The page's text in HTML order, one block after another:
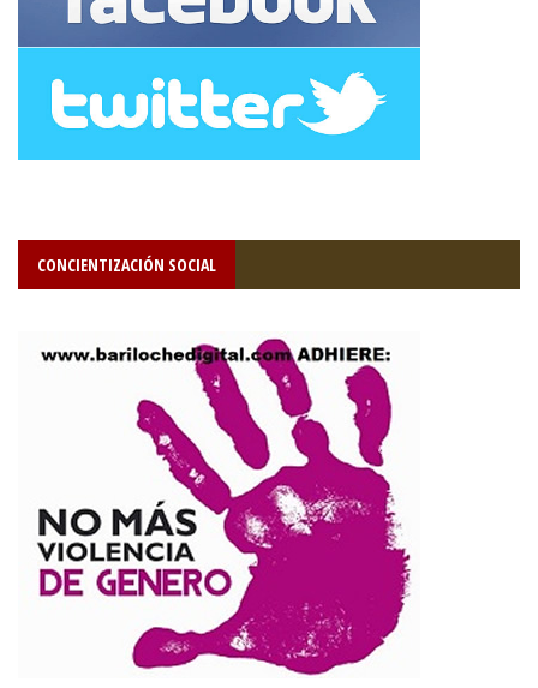
CONCIENTIZACIÓN SOCIAL